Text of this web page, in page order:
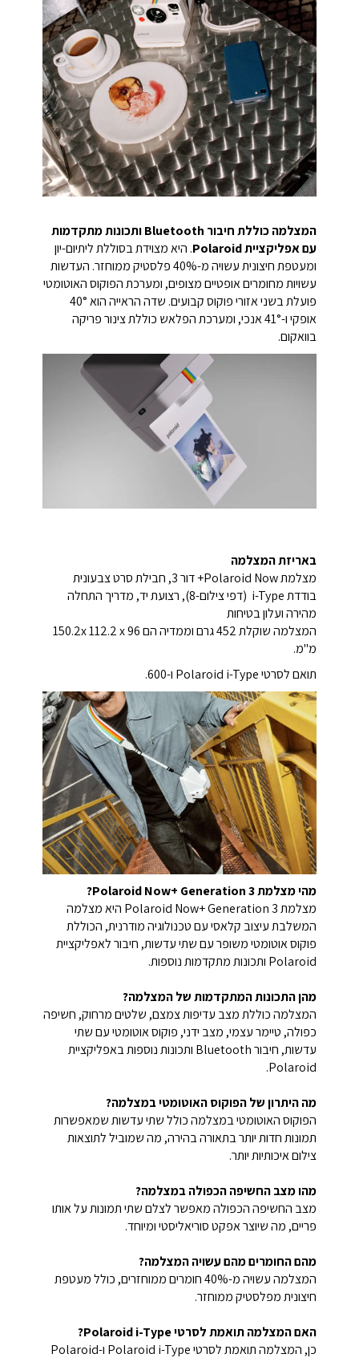
המצלמה כוללת חיבור Bluetooth ותכונות מתקדמות
עם אפליקציית Polaroid
. היא מצוידת בסוללת ליתיום-יון
ומעטפת חיצונית עשויה מ-40% פלסטיק ממוחזר. העדשות
עשויות מחומרים אופטיים מצופים, ומערכת הפוקוס האוטומטי
פועלת בשני אזורי פוקוס קבועים. שדה הראייה הוא 40°
אופקי ו-41° אנכי, ומערכת הפלאש כוללת צינור פריקה
בוואקום.
באריזת המצלמה
מצלמת Polaroid Now+ דור 3, חבילת סרט צבעונית
בודדת i-Type (דפי צילום-8), רצועת יד, מדריך התחלה
מהירה ועלון בטיחות
המצלמה שוקלת 452 גרם וממדיה הם 150.2x 112.2 x 96
מ"מ.
תואם לסרטי Polaroid i-Type ו-600.
מהי מצלמת Polaroid Now+ Generation 3?
מצלמת Polaroid Now+ Generation 3 היא מצלמה
המשלבת עיצוב קלאסי עם טכנולוגיה מודרנית, הכוללת
פוקוס אוטומטי משופר עם שתי עדשות, חיבור לאפליקציית
Polaroid ותכונות מתקדמות נוספות.
מהן התכונות המתקדמות של המצלמה?
המצלמה כוללת מצב עדיפות צמצם, שלטים מרחוק, חשיפה
כפולה, טיימר עצמי, מצב ידני, פוקוס אוטומטי עם שתי
עדשות, חיבור Bluetooth ותכונות נוספות באפליקציית
Polaroid.
מה היתרון של הפוקוס האוטומטי במצלמה?
הפוקוס האוטומטי במצלמה כולל שתי עדשות שמאפשרות
תמונות חדות יותר בתאורה בהירה, מה שמוביל לתוצאות
צילום איכותיות יותר.
מהו מצב החשיפה הכפולה במצלמה?
מצב החשיפה הכפולה מאפשר לצלם שתי תמונות על אותו
פריים, מה שיוצר אפקט סוריאליסטי ומיוחד.
מהם החומרים מהם עשויה המצלמה?
המצלמה עשויה מ-40% חומרים ממוחזרים, כולל מעטפת
חיצונית מפלסטיק ממוחזר.
האם המצלמה תואמת לסרטי Polaroid i-Type?
כן, המצלמה תואמת לסרטי Polaroid i-Type ו-Polaroid